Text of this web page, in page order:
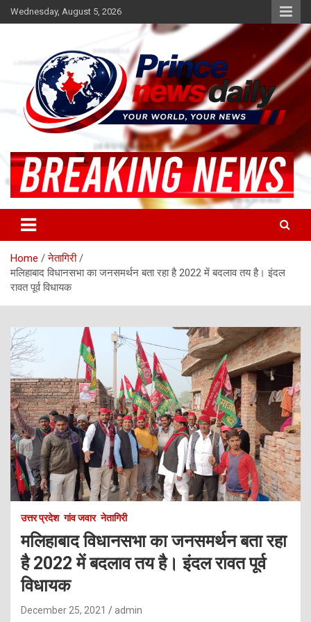
Skip
to
Wednesday, August 5, 2026
Princenews Daily
Home
नेतागिरी
मलिहाबाद विधानसभा का जनसमर्थन बता रहा है 2022 में बदलाव तय है। इंदल
रावत पूर्व विधायक
उत्तर प्रदेश गांव जवार नेतागिरी
मलिहाबाद विधानसभा का जनसमर्थन बता रहा
है 2022 में बदलाव तय है। इंदल रावत पूर्व
विधायक
December 25, 2021 admin